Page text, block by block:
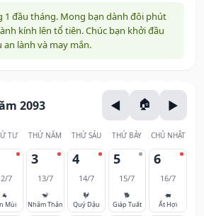
1 đầu tháng. Mong bạn dành đôi phút
kính lên tổ tiên. Chúc bạn khởi đầu
lành và may mắn.
2093
TƯ THỨ NĂM THỨ SÁU THỨ BẢY CHỦ NHẬT
7
🐐
Mùi
3
13/7
🐒
Nhâm Thân
4
14/7
🐓
Quý Dậu
5
15/7
🐕
Giáp Tuất
6
16/7
🐖
Ất Hợi